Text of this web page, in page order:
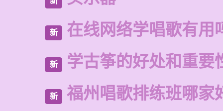
新 在线网络学唱歌有用
新 学古筝的好处和重要
新 福州唱歌排练班哪家